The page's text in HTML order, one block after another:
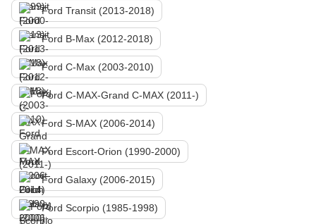
Ford Transit (2013-2018)
Ford B-Max (2012-2018)
Ford C-Max (2003-2010)
Ford C-MAX-Grand C-MAX (2011-)
Ford S-MAX (2006-2014)
Ford Escort-Orion (1990-2000)
Ford Galaxy (2006-2015)
Ford Scorpio (1985-1998)